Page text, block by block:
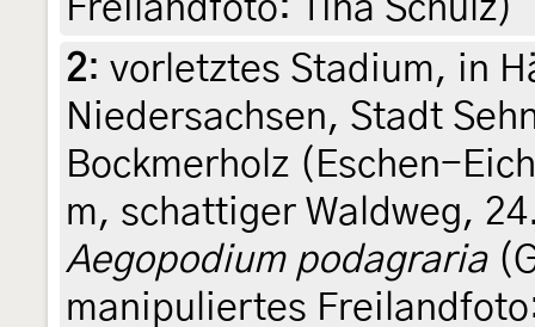
Freilandfoto: Tina Schulz)
2: vorletztes Stadium, in
Niedersachsen, Stadt
Bockmerholz (Eschen-
m, schattiger Waldweg,
Aegopodium podagraria
manipuliertes